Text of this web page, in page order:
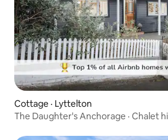
Cottage · Lyttelton
The Daughter's Anchorage · Chalet